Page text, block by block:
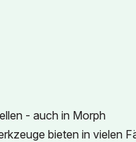
- auch in Morph
bieten in vielen